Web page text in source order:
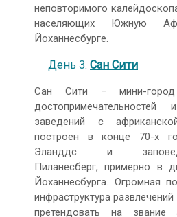
неповторимого
населяющих Южную
Йоханнесбурге.
День 3. Сан Сити
Сан Сити – мини-
достопримечательностей
заведений с
построен в конце 70-х
Эланддс и
Пиланесберг, примерно в
Йоханнесбурга. Огромная
инфраструктура
претендовать на звание